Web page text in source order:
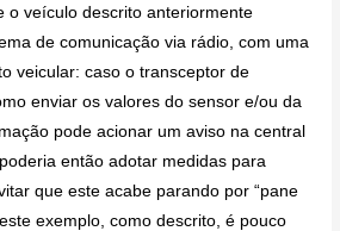
o veículo descrito anteriormente
de comunicação via rádio, com uma
veicular: caso o transceptor de
enviar os valores do sensor e/ou da
pode acionar um aviso na central
então adotar medidas para
que este acabe parando por “pane
exemplo, como descrito, é pouco